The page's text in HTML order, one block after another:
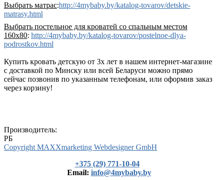
Выбрать матрас:http://4mybaby.by/katalog-tovarov/detskie-
matrasy.html
Выбрать постельное для кроватей со спальным местом
160х80: http://4mybaby.by/katalog-tovarov/postelnoe-dlya-
podrostkov.html
Купить кровать детскую от 3х лет в нашем интернет-магазине
с доставкой по Минску или всей Беларуси можно прямо
сейчас позвонив по указанным телефонам, или оформив заказ
через корзину!
Производитель:
РБ
Copyright MAXXmarketing Webdesigner GmbH
+375 (29) 771-10-04
Еmail: info@4mybaby.by